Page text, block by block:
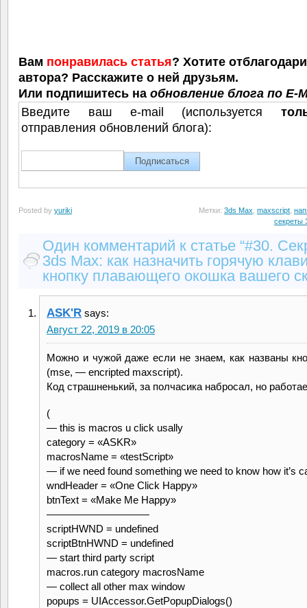
Вам понравилась статья? Хотите
автора? Расскажите о ней друзьям.
Или подпишитесь на обновление блога по E-
Введите ваш e-mail (используется
отправления обновлений блога):
Posted by yuriki Метки: 3ds Max maxscript
секреты
Один комментарий к статье “#30.
3ds Max: как назначить горячую
кнопку плавающего окошка вашего
ASK'R says:
Август 22, 2019 в 20:05
Можно и чужой даже если не знаем, как названы
(mse, — encripted maxscript).
Код страшненький, за полчасика набросал, но
(
— this is macros u click usally
category = «ASKR»
macrosName = «testScript»
— if we need found something we need to know how it’s
wndHeader = «One Click Happy»
btnText = «Make Me Happy»
——————————
scriptHWND = undefined
scriptBtnHWND = undefined
— start third party script
macros.run category macrosName
— collect all other max window
popups = UIAccessor.GetPopupDialogs()